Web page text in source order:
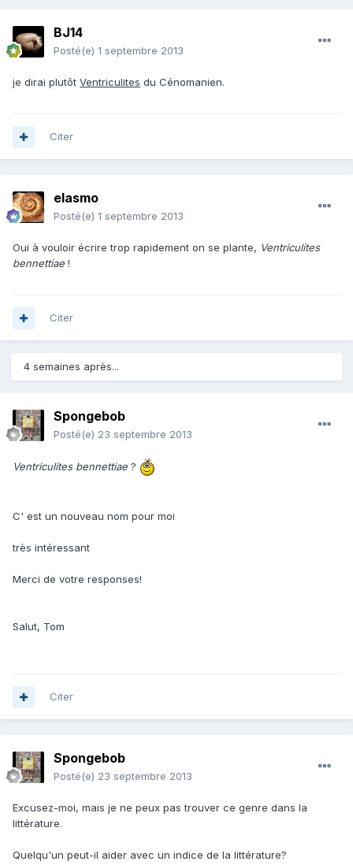
BJ14
Posté(e) 1 septembre 2013
je dirai plutôt Ventriculites du Cénomanien.
Citer
elasmo
Posté(e) 1 septembre 2013
Oui à vouloir écrire trop rapidement on se plante, Ventriculites
bennettiae !
Citer
4 semaines après...
Spongebob
Posté(e) 23 septembre 2013
Ventriculites bennettiae ?
C' est un nouveau nom pour moi
très intéressant
Merci de votre responses!
Salut, Tom
Citer
Spongebob
Posté(e) 23 septembre 2013
Excusez-moi, mais je ne peux pas trouver ce genre dans la
littérature.
Quelqu'un peut-il aider avec un indice de la littérature?